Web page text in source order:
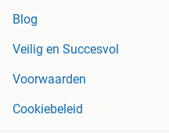
Blog
Veilig en Succesvol
Voorwaarden
Cookiebeleid